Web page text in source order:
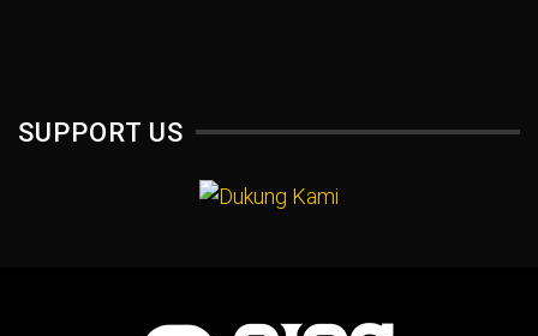
SUPPORT US